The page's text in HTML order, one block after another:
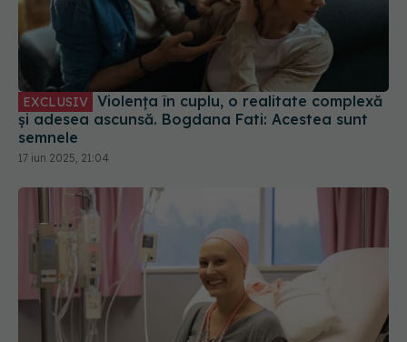
EXCLUSIV
și adesea ascunsă. Bogdana Fati: Acestea sunt
semnele
17 iun 2025, 21:04